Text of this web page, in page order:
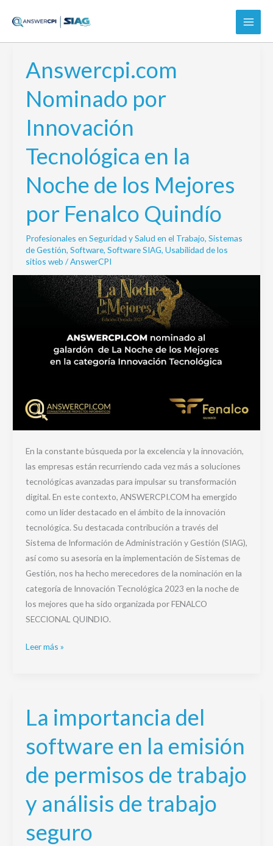
Answercpi.com
Nominado por
Innovación
Tecnológica en la
Noche de los Mejores
por Fenalco Quindío
Profesionales en Seguridad y Salud en el Trabajo, Sistemas
de Gestión, Software, Software SIAG, Usabilidad de los
sitios web /AnswerCPI
En la constante búsqueda por la excelencia y la innovación,
las empresas están recurriendo cada vez más a soluciones
tecnológicas avanzadas para impulsar su transformación
digital. En este contexto, ANSWERCPI.COM ha emergido
como un líder destacado en el ámbito de la innovación
tecnológica. Su destacada contribución a través del
Sistema de Información de Administración y Gestión (SIAG),
así como su asesoría en la implementación de Sistemas de
Gestión, nos ha hecho merecedores de la nominación en la
categoría de Innovación Tecnológica 2023 en la noche de
los mejores que ha sido organizada por FENALCO
SECCIONAL QUINDIO.
Answercpi.com
Nominado
por
Innovación
Tecnológica
en
de
Mejores
Fenalco
Quindío
Leer más »
La importancia del
software en la emisión
de permisos de trabajo
y análisis de trabajo
seguro
La
importancia
del
software
en
la
emisión
de
permisos